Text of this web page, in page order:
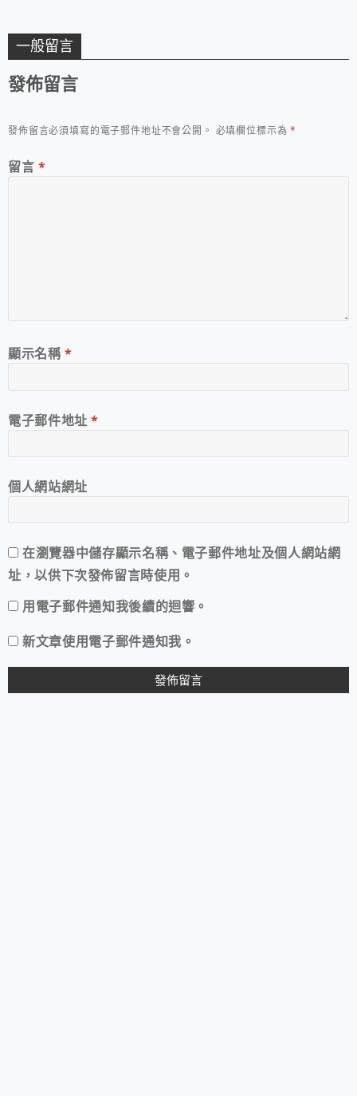
一般留言
發佈留言
發佈留言必須填寫的電子郵件地址不會公開。 必填欄位標示為*
留言 *
顯示名稱*
電子郵件地址*
個人網站網址
在瀏覽器中儲存顯示名稱、電子郵件地址及個人網站網
址，以供下次發佈留言時使用。
用電子郵件通知我後續的迴響。
新文章使用電子郵件通知我。